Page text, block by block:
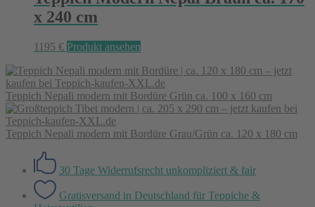
x 240 cm
1195 € Produkt ansehen
Teppich Nepali modern mit Bordüre Grün ca. 100 x 160 cm
Teppich Nepali modern mit Bordüre Grau/Grün ca. 120 x 180 cm
30 Tage Widerrufsrecht unkompliziert & fair
Gratisversand in Deutschland für Teppiche &